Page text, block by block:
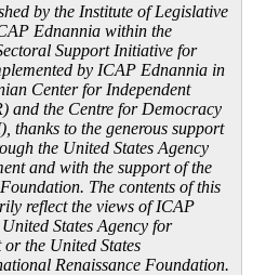
by the Institute of Legislative
Ednannia within the
Support Initiative for
by ICAP Ednannia in
Center for Independent
and the Centre for Democracy
thanks to the generous support
the United States Agency
and with the support of the
The contents of this
reflect the views of ICAP
States Agency for
the United States
Renaissance Foundation.